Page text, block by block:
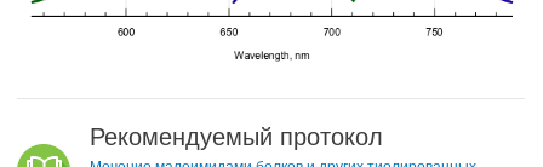
Рекомендуемый протокол